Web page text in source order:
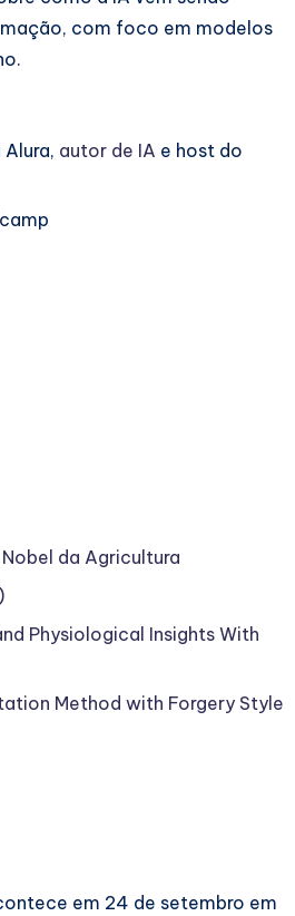
com foco em modelos
⁠⁠autor de IA⁠⁠ e host do
da Agricultura
Physiological Insights With
Method with Forgery Style
em 24 de setembro em